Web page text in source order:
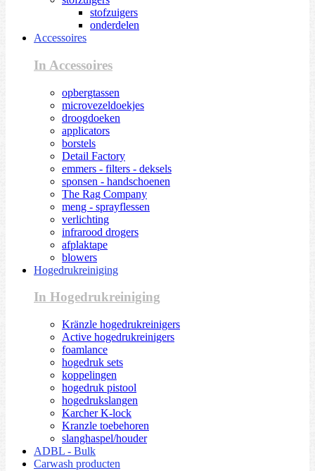
stofzuigers
onderdelen
Accessoires
In Accessoires
opbergtassen
microvezeldoekjes
droogdoeken
applicators
borstels
Detail Factory
emmers - filters - deksels
sponsen - handschoenen
The Rag Company
meng - sprayflessen
verlichting
infrarood drogers
afplaktape
blowers
Hogedrukreiniging
In Hogedrukreiniging
Kränzle hogedrukreinigers
Active hogedrukreinigers
foamlance
hogedruk sets
koppelingen
hogedruk pistool
hogedrukslangen
Karcher K-lock
Kranzle toebehoren
slanghaspel/houder
ADBL - Bulk
Carwash producten